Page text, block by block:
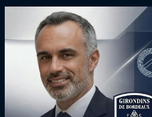
haut niveau"